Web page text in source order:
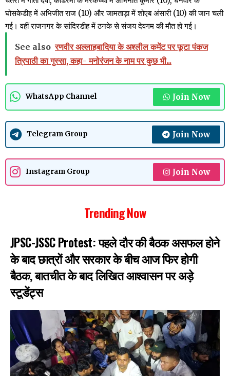
घोसकेडीह में अभिजीत राज (10) और जामताड़ा में शोएब अंसारी (10) की जान चली
गई। वहीं राजनगर के सांदिरडीह में ठनके से संजय देवगम की मौत हो गई।
See also रणवीर अल्लाहबादिया के अश्लील कमेंट पर फूटा पंकज
त्रिपाठी का गुस्सा, कहा- मनोरंजन के नाम पर कुछ भी...
WhatsApp Channel Join Now
Telegram Group Join Now
Instagram Group Join Now
Trending Now
JPSC-JSSC Protest: पहले दौर की बैठक असफल होने
के बाद छात्रों और सरकार के बीच आज फिर होगी
बैठक, बातचीत के बाद लिखित आश्वासन पर अड़े
स्टूडेंट्स